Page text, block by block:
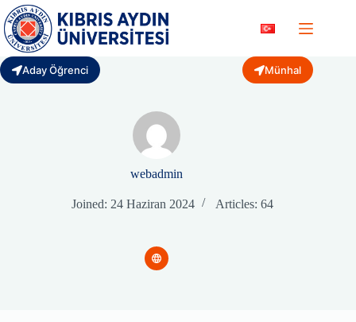
Skip
to
content
Aday Öğrenci Münhal
webadmin
Joined: 24 Haziran 2024 Articles: 64